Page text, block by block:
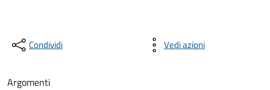
Condividi Vedi azioni
Argomenti